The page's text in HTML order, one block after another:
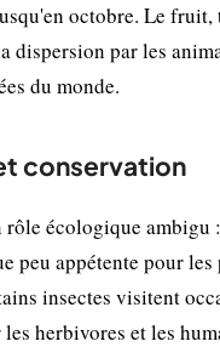
octobre. Le
par les
du monde.
conservation
écologique ambigu
peu appétente pour
insectes visitent
herbivores et les